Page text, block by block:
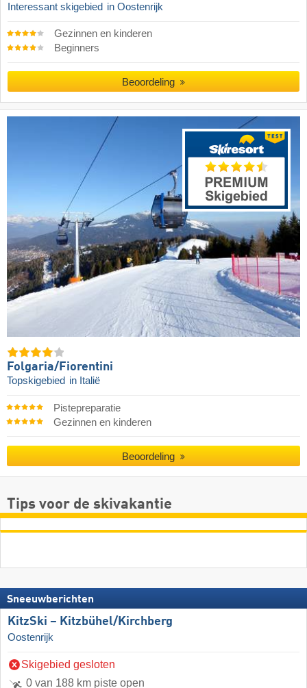
Interessant skigebied in Oostenrijk
Gezinnen en kinderen
Beginners
Beoordeling
Folgaria/​Fiorentini
Topskigebied in Italië
Pistepreparatie
Gezinnen en kinderen
Beoordeling
Tips voor de skivakantie
Sneeuwberichten
KitzSki – Kitzbühel/​Kirchberg
Oostenrijk
Skigebied gesloten
0 van 188 km piste open